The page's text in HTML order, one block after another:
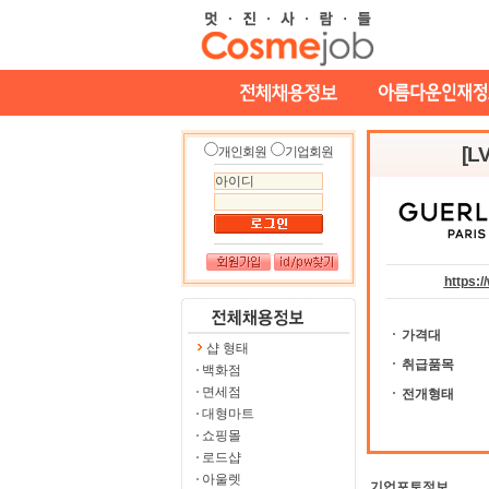
개인회원 기업회원
샵 형태
백화점
면세점
대형마트
쇼핑몰
로드샵
아울렛
가격대
취급품목
전개형태